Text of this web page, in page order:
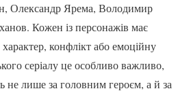
Олександр Ярема, Володимир
Кожен із персонажів має
характер, конфлікт або емоційну
серіалу це особливо важливо,
не лише за головним героєм, а й за